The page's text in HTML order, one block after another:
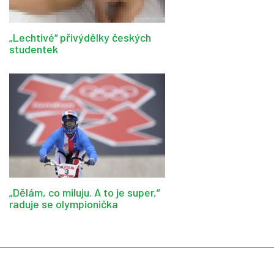
„Lechtivé“ přivýdělky českých
studentek
„Dělám, co miluju. A to je super,“
raduje se olympionička